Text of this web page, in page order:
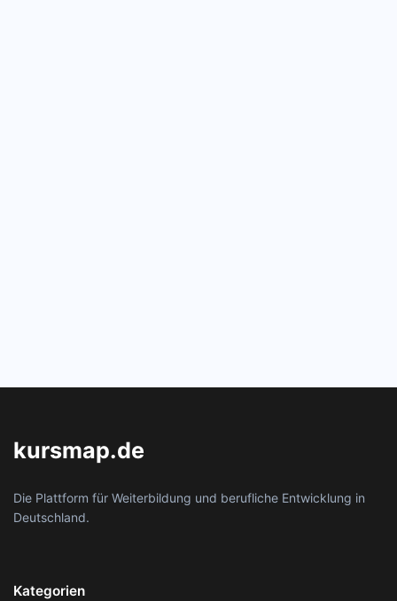
kursmap.de
Die Plattform für Weiterbildung und berufliche Entwicklung in
Deutschland.
Kategorien